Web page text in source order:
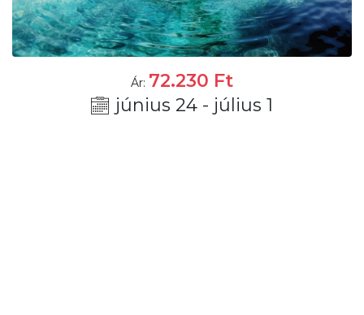
Ár: 72.230 Ft
június 24 - július 1